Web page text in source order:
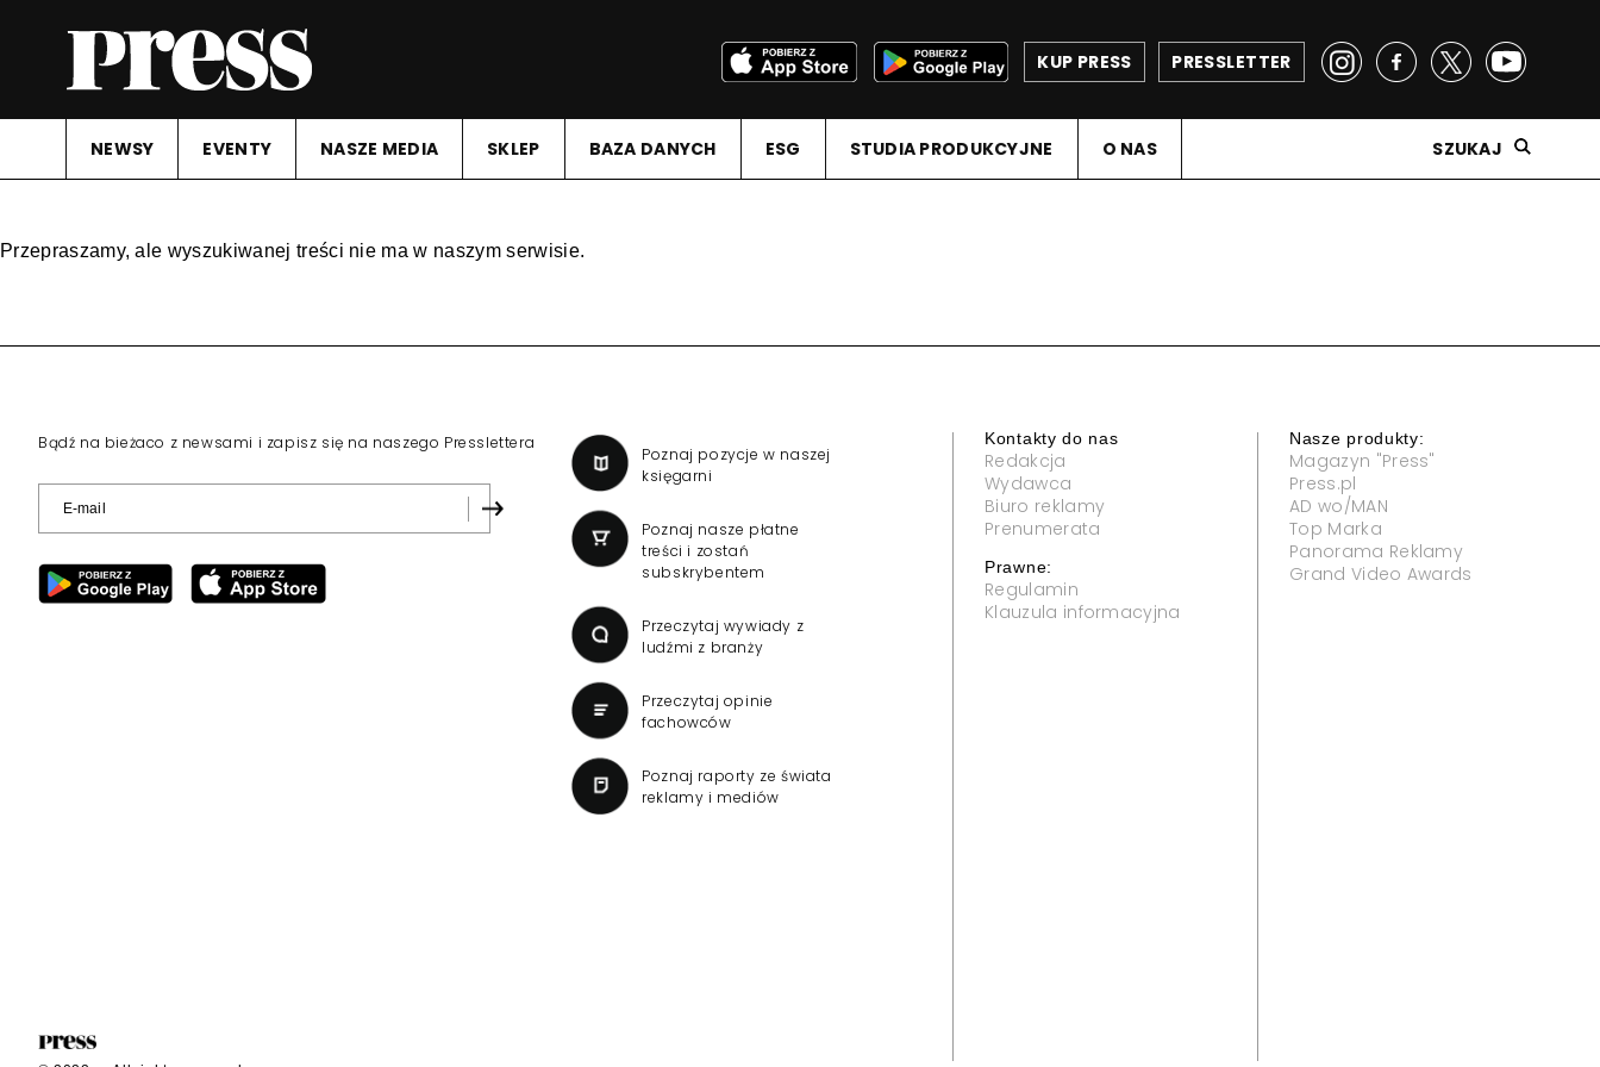
PRESSLETTER
KUP PRESS
NEWSY EVENTY NASZE MEDIA SKLEP BAZA DANYCH ESG STUDIA PRODUKCYJNE O NAS SZUKAJ
Przepraszamy, ale wyszukiwanej treści nie ma w naszym serwisie.
Bądź na bieżaco z newsami i zapisz się na naszego Presslettera
Poznaj pozycje w naszej
księgarni
Poznaj nasze płatne
treści i zostań
subskrybentem
Przeczytaj wywiady z
ludźmi z branży
Przeczytaj opinie
fachowców
Poznaj raporty ze świata
reklamy i mediów
Kontakty do nas
Redakcja
Wydawca
Biuro reklamy
Prenumerata
Prawne:
Regulamin
Klauzula informacyjna
Nasze produkty:
Magazyn "Press"
Press.pl
AD wo/MAN
Top Marka
Panorama Reklamy
Grand Video Awards